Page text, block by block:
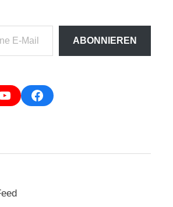
ABONNIEREN
Facebook